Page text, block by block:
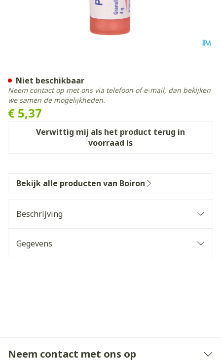
€ 5,37
Verwittig mij als het product terug in
voorraad is
Niet beschikbaar
Neem contact op met ons via telefoon of e-mail, dan bekijken
we samen de mogelijkheden.
Bekijk alle producten van Boiron
Beschrijving
Gegevens
Neem contact met ons op